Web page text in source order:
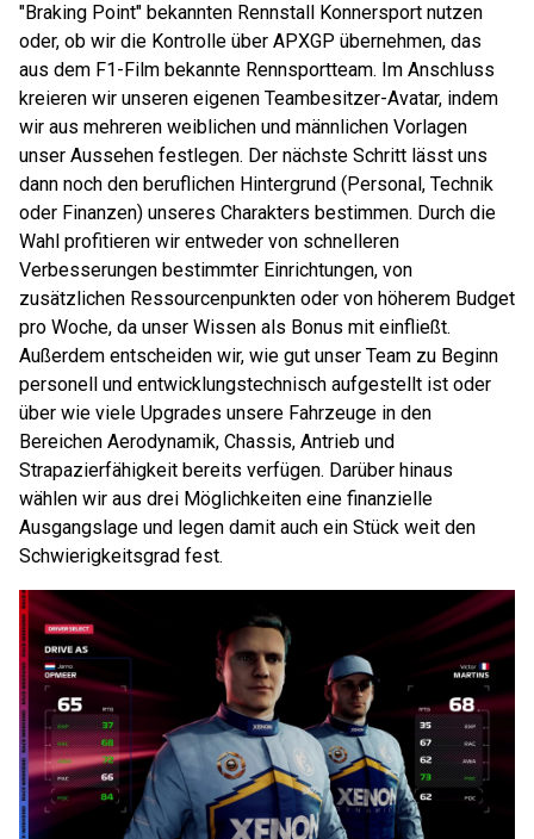
"Braking Point" bekannten Rennstall Konnersport nutzen
oder, ob wir die Kontrolle über APXGP übernehmen, das
aus dem F1-Film bekannte Rennsportteam. Im Anschluss
kreieren wir unseren eigenen Teambesitzer-Avatar, indem
wir aus mehreren weiblichen und männlichen Vorlagen
unser Aussehen festlegen. Der nächste Schritt lässt uns
dann noch den beruflichen Hintergrund (Personal, Technik
oder Finanzen) unseres Charakters bestimmen. Durch die
Wahl profitieren wir entweder von schnelleren
Verbesserungen bestimmter Einrichtungen, von
zusätzlichen Ressourcenpunkten oder von höherem Budget
pro Woche, da unser Wissen als Bonus mit einfließt.
Außerdem entscheiden wir, wie gut unser Team zu Beginn
personell und entwicklungstechnisch aufgestellt ist oder
über wie viele Upgrades unsere Fahrzeuge in den
Bereichen Aerodynamik, Chassis, Antrieb und
Strapazierfähigkeit bereits verfügen. Darüber hinaus
wählen wir aus drei Möglichkeiten eine finanzielle
Ausgangslage und legen damit auch ein Stück weit den
Schwierigkeitsgrad fest.